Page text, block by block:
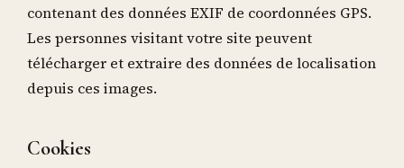
contenant des données EXIF de coordonnées GPS.
Les personnes visitant votre site peuvent
télécharger et extraire des données de localisation
depuis ces images.
Cookies